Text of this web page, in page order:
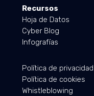
Recursos
Hoja de Datos
Cyber Blog
Infografías
Política de privacidad
Política de cookies
Whistleblowing